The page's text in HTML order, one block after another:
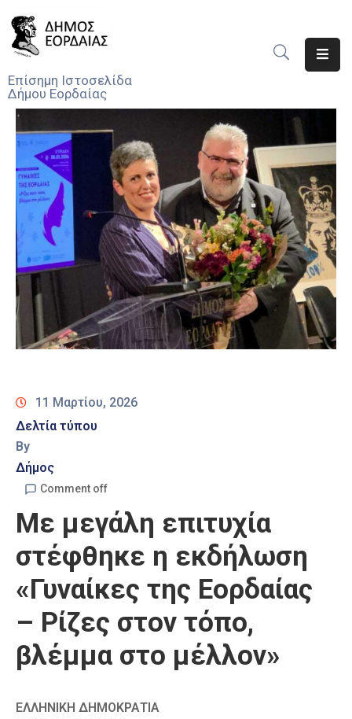
Επίσημη Ιστοσελίδα
Δήμου Εορδαίας
Ο
Νέα
Υπηρεσίες
Του
Δήμου
Προσκλήσεις
Αποφάσεις
Τηλέφωνα
11 Μαρτίου, 2026
Δελτία τύπου
By
Δήμος
Comment off
Με μεγάλη επιτυχία
στέφθηκε η εκδήλωση
«Γυναίκες της Εορδαίας
– Ρίζες στον τόπο,
βλέμμα στο μέλλον»
ΕΛΛΗΝΙΚΗ ΔΗΜΟΚΡΑΤΙΑ